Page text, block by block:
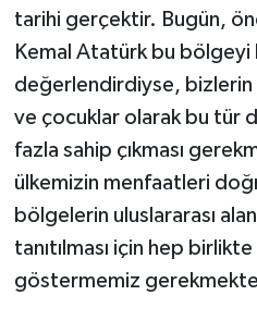
tarihi gerçektir. Bugün,
Kemal Atatürk bu bölgeyi
değerlendirdiyse, bizlerin
ve çocuklar olarak bu tür
fazla sahip çıkması
ülkemizin menfaatleri
bölgelerin uluslararası
tanıtılması için hep
göstermemiz